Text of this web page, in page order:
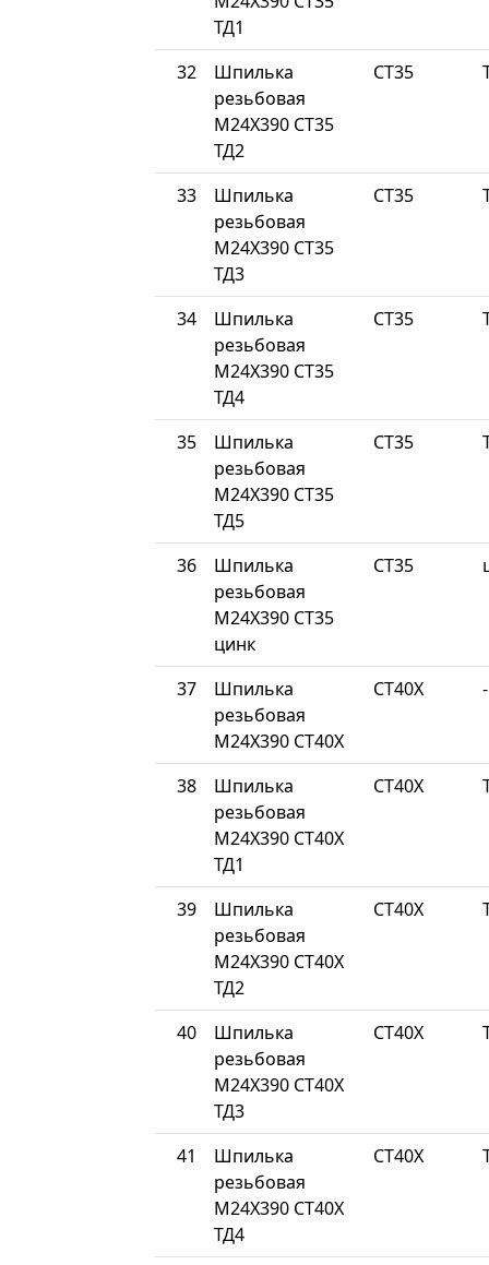
ТД1
32
Шпилька
резьбовая
М24Х390 СТ35
ТД2
СТ35
33
Шпилька
резьбовая
М24Х390 СТ35
ТД3
СТ35
34
Шпилька
резьбовая
М24Х390 СТ35
ТД4
СТ35
35
Шпилька
резьбовая
М24Х390 СТ35
ТД5
СТ35
36
Шпилька
резьбовая
М24Х390 СТ35
цинк
СТ35
37
Шпилька
резьбовая
М24Х390 СТ40Х
СТ40Х -
38
Шпилька
резьбовая
М24Х390 СТ40Х
ТД1
СТ40Х
39
Шпилька
резьбовая
М24Х390 СТ40Х
ТД2
СТ40Х
40
Шпилька
резьбовая
М24Х390 СТ40Х
ТД3
СТ40Х
41
Шпилька
резьбовая
М24Х390 СТ40Х
ТД4
СТ40Х